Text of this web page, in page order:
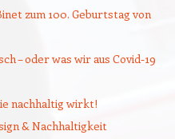
zum 100. Geburtstag von
– oder was wir aus Covid-19
nachhaltig wirkt!
& Nachhaltigkeit